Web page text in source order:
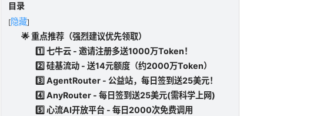
目录
[隐藏]
🌟 重点推荐（强烈建议优先领取）
1️⃣ 七牛云 - 邀请注册多送1000万Token！
2️⃣ 硅基流动 - 送14元额度（约2000万Token）
3️⃣ AgentRouter - 公益站，每日签到送25美元！
4️⃣ AnyRouter - 每日签到送25美元(需科学上网)
5️⃣ 心流AI开放平台 - 每日2000次免费调用